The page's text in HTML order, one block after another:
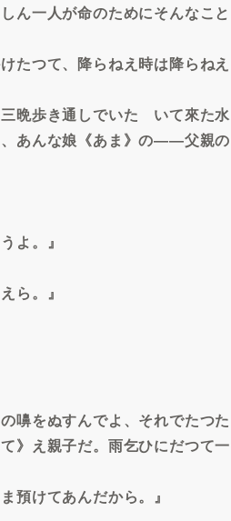
ん一人が命のためにそんなこと
たつて、降らねえ時は降らねえ
晩歩き通しでいたゞいて來た水
、あんな娘《あま》の――父親の
よ。』
ら。』
嚊をぬすんでよ、それでたつた
》え親子だ。雨乞ひにだつて一
預けてあんだから。』